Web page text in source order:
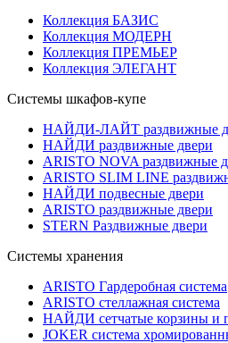
Коллекция БАЗИС
Коллекция МОДЕРН
Коллекция ПРЕМЬЕР
Коллекция ЭЛЕГАНТ
Системы шкафов-купе
НАЙДИ-ЛАЙТ раздвижные
НАЙДИ раздвижные двери
ARISTO NOVA раздвижные
ARISTO SLIM LINE
НАЙДИ подвесные двери
ARISTO раздвижные двери
STERN Раздвижные двери
Системы хранения
ARISTO Гардеробная система
ARISTO стеллажная система
НАЙДИ сетчатые корзины и
JOKER система